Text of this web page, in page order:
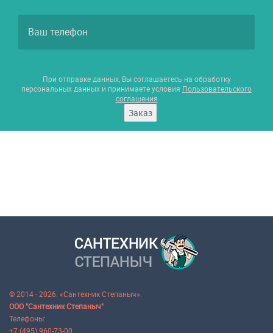
При отправке данных, Вы соглашаетесь на обработку
персональных данных и принимаете условия Пользовательского
соглашения
Заказ
© 2014 - 2026. «Сантехник Степаныч».
ООО "Сантехник Степаныч"
Телефоны:
+7 (495) 960-73-00